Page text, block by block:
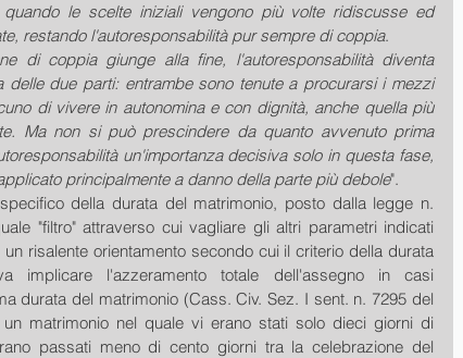
le scelte iniziali vengono più volte ridiscusse ed
restando l'autoresponsabilità pur sempre di coppia.
di coppia giunge alla fine, l'autoresponsabilità diventa
delle due parti: entrambe sono tenute a procurarsi i mezzi
di vivere in autonomina e con dignità, anche quella più
Ma non si può prescindere da quanto avvenuto prima
un'importanza decisiva solo in questa fase,
principalmente a danno della parte più debole".
della durata del matrimonio, posto dalla legge n.
"filtro" attraverso cui vagliare gli altri parametri indicati
risalente orientamento secondo cui il criterio della durata
implicare l'azzeramento totale dell'assegno in casi
durata del matrimonio (Cass. Civ. Sez. I sent. n. 7295 del
un matrimonio nel quale vi erano stati solo dieci giorni di
passati meno di cento giorni tra la celebrazione del